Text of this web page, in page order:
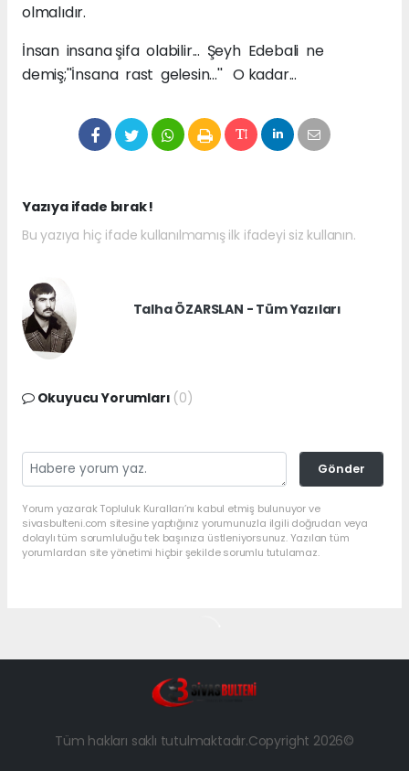
olmalıdır.
İnsan insana şifa olabilir... Şeyh Edebali ne
demiş;''İnsana rast gelesin...'' O kadar...
Yazıya ifade bırak !
Bu yazıya hiç ifade kullanılmamış ilk ifadeyi siz kullanın.
Talha ÖZARSLAN - Tüm Yazıları
Okuyucu Yorumları (0)
Gönder
Yorum yazarak Topluluk Kuralları’nı kabul etmiş bulunuyor ve
sivasbulteni.com sitesine yaptığınız yorumunuzla ilgili doğrudan veya
dolaylı tüm sorumluluğu tek başınıza üstleniyorsunuz. Yazılan tüm
yorumlardan site yönetimi hiçbir şekilde sorumlu tutulamaz.
Tüm hakları saklı tutulmaktadır.Copyright 2026©